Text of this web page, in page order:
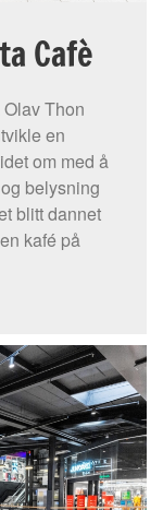
Cafè
Thon
en
om med å
belysning
blitt dannet
kafé på